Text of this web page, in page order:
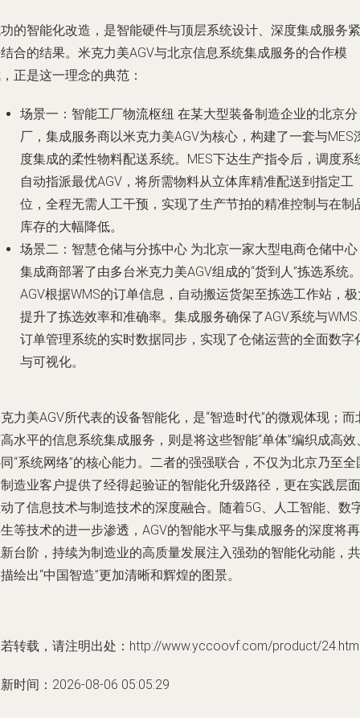
的智能化改造，是智能硬件与顶层系统设计、深度集成服务紧
合的结果。米克力美AGV与北京信息系统集成服务的合作模
正是这一理念的典范：
场景一：智能工厂物流枢纽 在某大型装备制造企业的北京分
厂，集成服务商以米克力美AGV为核心，构建了一套与MES
度集成的柔性物料配送系统。MES下达生产指令后，调度系
自动指派最优AGV，将所需物料从立体库精准配送到指定工
位，全程无需人工干预，实现了生产节拍的精准控制与在制
库存的大幅降低。
场景二：智慧仓储与分拣中心 为北京一家大型电商仓储中
集成商部署了由多台米克力美AGV组成的“货到人”拣选系统
AGV根据WMS的订单信息，自动搬运货架至拣选工作站，
提升了拣选效率和准确率。集成服务确保了AGV系统与
订单管理系统的实时数据同步，实现了仓储运营的全面数字
与可视化。
力美AGV所代表的设备智能化，是“智造时代”的微观体现；而
水平的信息系统集成服务，则是将这些智能“单体”编织成高效
“系统网络”的核心能力。二者的强强联合，不仅为北京乃至全
造业客户提供了经得起验证的智能化升级路径，更在实践层面
了信息技术与制造技术的深度融合。随着5G、人工智能、数
等技术的进一步渗透，AGV的智能水平与集成服务的深度将再
台阶，持续为制造业的高质量发展注入强劲的智能化动能，共
绘出“中国智造”更加清晰和辉煌的图景。
转载，请注明出处：http://www.yccoovf.com/product/
时间：2026-08-06 05:05:29